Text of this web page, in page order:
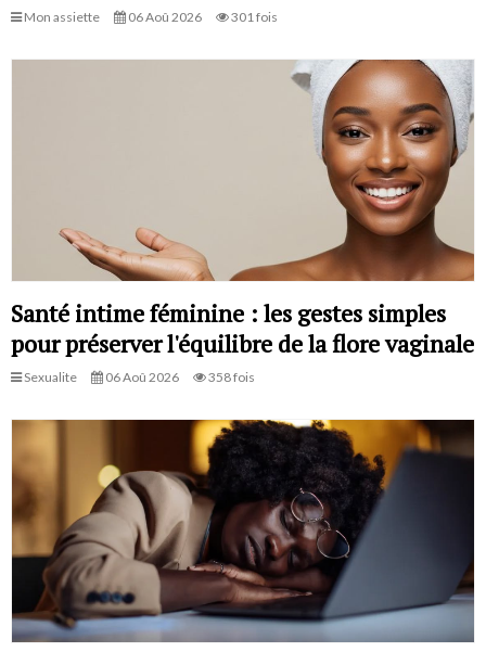
Mon assiette 06 Aoû 2026 301 fois
Santé intime féminine : les gestes simples
pour préserver l'équilibre de la flore vaginale
Sexualite 06 Aoû 2026 358 fois